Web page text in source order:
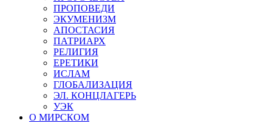
ПРОПОВЕДИ
ЭКУМЕНИЗМ
АПОСТАСИЯ
ПАТРИАРХ
РЕЛИГИЯ
ЕРЕТИКИ
ИСЛАМ
ГЛОБАЛИЗАЦИЯ
ЭЛ. КОНЦЛАГЕРЬ
УЭК
О МИРСКОМ